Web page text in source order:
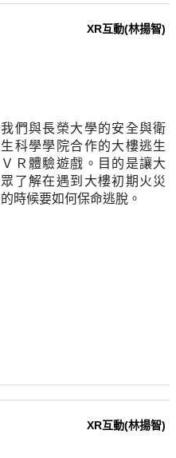
XR互動(林揚智)
我們與長榮大學的安全與衛
生科學學院合作的大樓逃生
ＶＲ體驗遊戲。目的是讓大
眾了解在遇到大樓初期火災
的時候要如何保命逃脫。
XR互動(林揚智)